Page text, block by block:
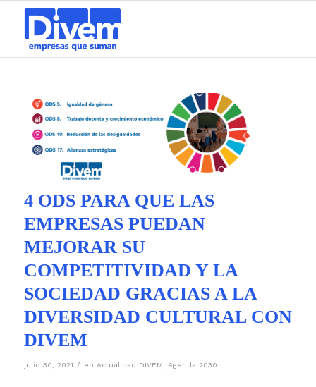
4 ODS PARA QUE LAS
EMPRESAS PUEDAN
MEJORAR SU
COMPETITIVIDAD Y LA
SOCIEDAD GRACIAS A LA
DIVERSIDAD CULTURAL CON
DIVEM
julio 30, 2021 / en Actualidad DIVEM, Agenda 2030